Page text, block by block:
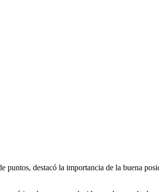
puntos, destacó la importancia de la buena